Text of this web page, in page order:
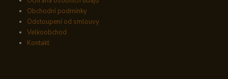
Obchodní podmínky
Odstoupení od smlouvy
Velkoobchod
Kontakt